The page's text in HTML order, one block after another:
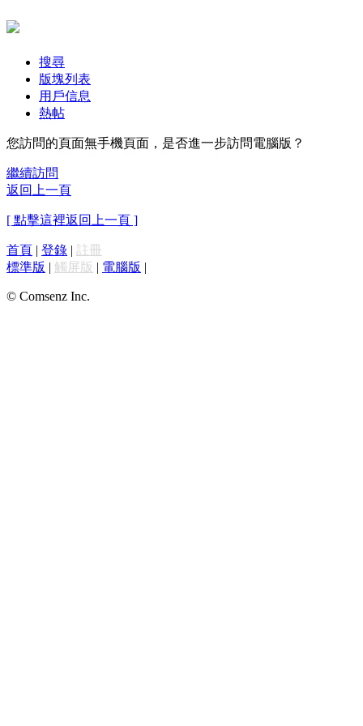
搜尋
版塊列表
用戶信息
熱帖
您訪問的頁面無手機頁面，是否進一步訪問電腦版？
繼續訪問
返回上一頁
[ 點擊這裡返回上一頁 ]
首頁 | 登錄 | 註冊
標準版 | 觸屏版 | 電腦版 |
© Comsenz Inc.